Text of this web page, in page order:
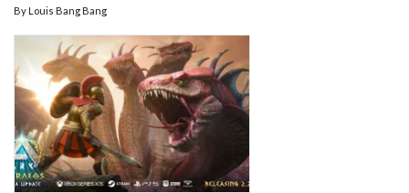
By Louis Bang Bang